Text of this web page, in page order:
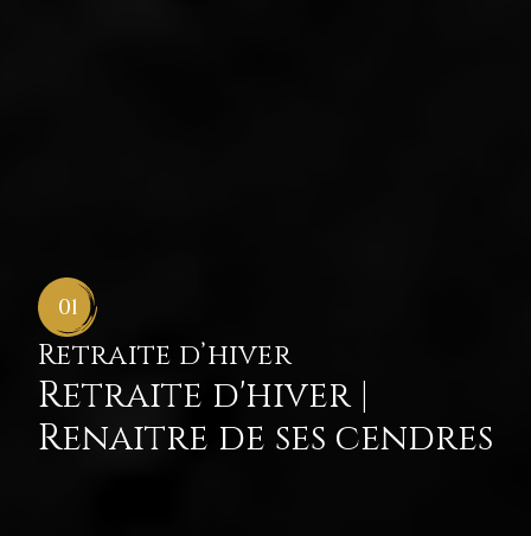
01
Retraite d’hiver
Retraite d'hiver |
Renaitre de ses cendres